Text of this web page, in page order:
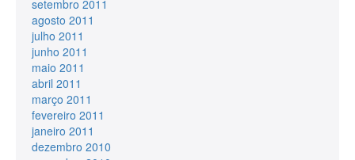
setembro 2011
agosto 2011
julho 2011
junho 2011
maio 2011
abril 2011
março 2011
fevereiro 2011
janeiro 2011
dezembro 2010